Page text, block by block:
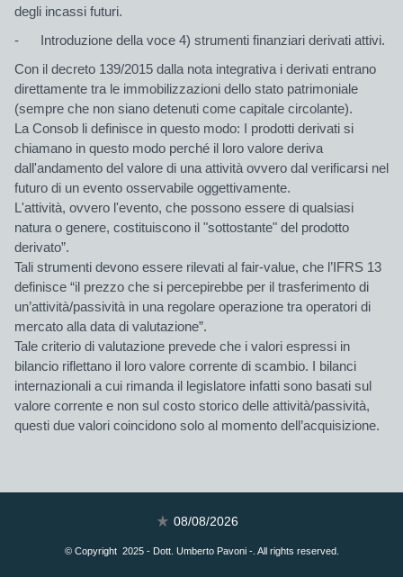
degli incassi futuri.
- Introduzione della voce 4) strumenti finanziari derivati attivi.
Con il decreto 139/2015 dalla nota integrativa i derivati entrano
direttamente tra le immobilizzazioni dello stato patrimoniale
(sempre che non siano detenuti come capitale circolante).
La Consob li definisce in questo modo: I prodotti derivati si
chiamano in questo modo perché il loro valore deriva
dall'andamento del valore di una attività ovvero dal verificarsi nel
futuro di un evento osservabile oggettivamente.
L'attività, ovvero l'evento, che possono essere di qualsiasi
natura o genere, costituiscono il "sottostante" del prodotto
derivato”.
Tali strumenti devono essere rilevati al fair-value, che l’IFRS 13
definisce “il prezzo che si percepirebbe per il trasferimento di
un’attività/passività in una regolare operazione tra operatori di
mercato alla data di valutazione”.
Tale criterio di valutazione prevede che i valori espressi in
bilancio riflettano il loro valore corrente di scambio. I bilanci
internazionali a cui rimanda il legislatore infatti sono basati sul
valore corrente e non sul costo storico delle attività/passività,
questi due valori coincidono solo al momento dell’acquisizione.
08/08/2026
© Copyright 2025 - Dott. Umberto Pavoni -. All rights reserved.